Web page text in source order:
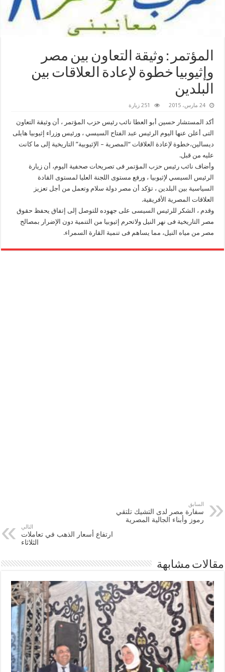
المؤتمر : وثيقة التعاون بين مصر
وإثيوبيا خطوة لإعادة العلاقات بين
البلدين
24 مارس، 2015 251 زيارة
أكد المستشار حسين أبو العطا نائب رئيس حزب المؤتمر ، أن وثيقة التعاون
التى أعلن عنها اليوم الرئيس عبد الفتاح السيسي ، ورئيس وزراء إثيوبيا هايلى
ديسالين،خطوة لإعادة العلاقات “المصرية – الإثيوبية” التاريخية إلى ما كانت
عليه من قبل.
وأضاف نائب رئيس حزب المؤتمر فى تصريحات صحفية اليوم، أن زيارة
الرئيس السيسي لإثيوبيا ، ورفع مستوى اللجنة العليا لمستوى القادة
السياسية بين البلدين ، تؤكد أن مصر دولة سلام وتعمل من أجل تعزيز
العلاقات المصرية الأفريقية.
وقدم ، الشكر للرئيس السيسى على جهوده للتوصل إلى إتفاق يحفظ حقوق
مصر التاريخية فى نهر النيل ولاتحرم إثيوبيا من التنمية دون الإضرار بمصالح
مصر من مياه النيل، مما يساهم فى تنمية القارة السمراء.
السابق
سفارة مصر لدى التشيك تلتقي
رموز وأبناء الجالية المصرية
التالي
ارتفاع أسعار الذهب في تعاملات
الثلاثاء
مقالات مشابهة